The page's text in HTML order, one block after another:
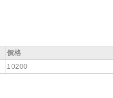
價格
10200